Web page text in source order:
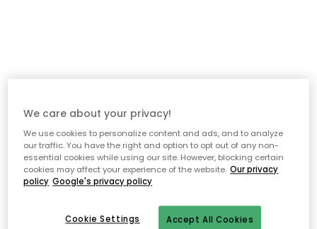
We care about your privacy!
We use cookies to personalize content and ads, and to analyze
our traffic. You have the right and option to opt out of any non-
essential cookies while using our site. However, blocking certain
cookies may affect your experience of the website. Our privacy
policy Google's privacy policy
Accept All Cookies
Cookie Settings